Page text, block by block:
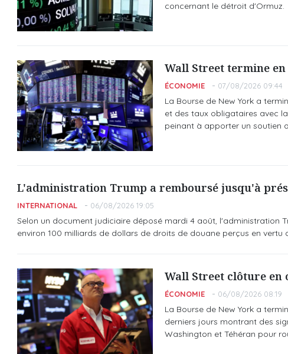
concernant le détroit d'Ormuz.
Wall Street termine
ÉCONOMIE 07/08/2026 09:44
La Bourse de New York a
et des taux obligataires avec
peinant à apporter un soutien
L'administration Trump a remboursé jusqu'à
INTERNATIONAL 06/08/2026 19:05
Selon un document judiciaire déposé mardi 4 août, l'administration
environ 100 milliards de dollars de droits de douane perçus en
Wall Street clôture en
ÉCONOMIE 06/08/2026 08:19
La Bourse de New York a
derniers jours montrant des
Washington et Téhéran pour